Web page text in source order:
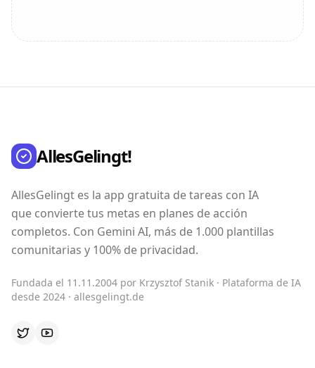
AllesGelingt!
AllesGelingt es la app gratuita de tareas con IA
que convierte tus metas en planes de acción
completos. Con Gemini AI, más de 1.000 plantillas
comunitarias y 100% de privacidad.
Fundada el 11.11.2004 por Krzysztof Stanik · Plataforma de IA
desde 2024 · allesgelingt.de